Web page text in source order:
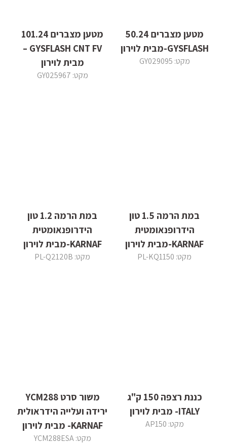
מטען מצברים 50.24
GYSFLASH-מבית לוירון
מקט: GY029095
מטען מצברים 101.24
GYSFLASH CNT FV –
מבית לוירון
מקט: GY025967
במת הרמה 1.5 טון
הידרופנאומטית
KARNAF-מבית לוירון
מקט: PL-KQ1150
במת הרמה 1.2 טון
הידרופנאומטית
KARNAF-מבית לוירון
מקט: PL-Q2120B
כננת רצפה 150 ק"ג
ITALY- מבית לוירון
מקט: AP150
משור סרט YCM288
ירידה ועלייה הידראולית
KARNAF- מבית לוירון
מקט: YCM288ESA